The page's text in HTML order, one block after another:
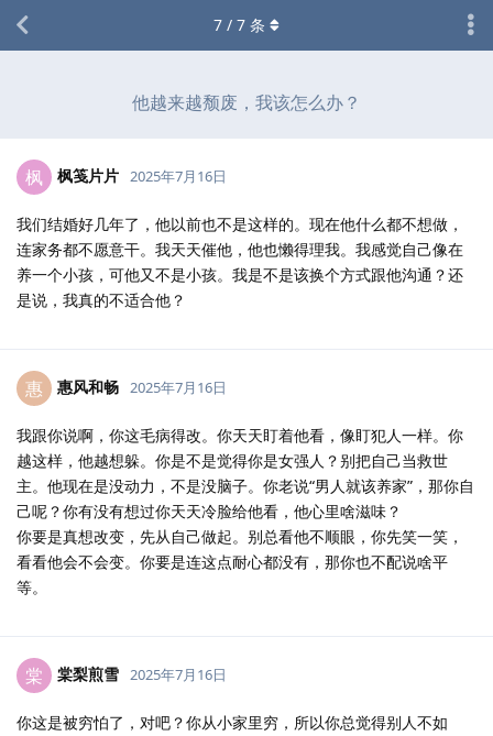
他越来越颓废，我该怎么办？
7 / 7 条
枫 枫笺片片 2025年7月16日
我们结婚好几年了，他以前也不是这样的。现在他什么都不想做，
连家务都不愿意干。我天天催他，他也懒得理我。我感觉自己像在
养一个小孩，可他又不是小孩。我是不是该换个方式跟他沟通？还
是说，我真的不适合他？
惠 惠风和畅 2025年7月16日
我跟你说啊，你这毛病得改。你天天盯着他看，像盯犯人一样。你
越这样，他越想躲。你是不是觉得你是女强人？别把自己当救世
主。他现在是没动力，不是没脑子。你老说“男人就该养家”，那你自
己呢？你有没有想过你天天冷脸给他看，他心里啥滋味？
你要是真想改变，先从自己做起。别总看他不顺眼，你先笑一笑，
看看他会不会变。你要是连这点耐心都没有，那你也不配说啥平
等。
棠 棠梨煎雪 2025年7月16日
你这是被穷怕了，对吧？你从小家里穷，所以你总觉得别人不如